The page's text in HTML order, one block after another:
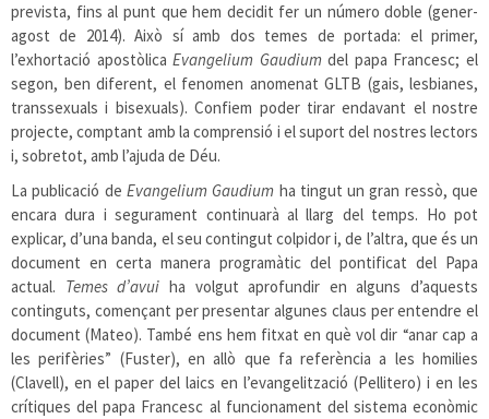
prevista, fins al punt que hem decidit fer un número doble (gener-
agost de 2014). Això sí amb dos temes de portada: el primer,
l’exhortació apostòlicaEvangelium Gaudiumdel papa Francesc; el
segon, ben diferent, el fenomen anomenat GLTB (gais, lesbianes,
transsexuals i bisexuals). Confiem poder tirar endavant el nostre
projecte, comptant amb la comprensió i el suport del nostres lectors
i, sobretot, amb l’ajuda de Déu.
La publicació de Evangelium Gaudium ha tingut un gran ressò, que
encara dura i segurament continuarà al llarg del temps. Ho pot
explicar, d’una banda, el seu contingut colpidor i, de l’altra, que és un
document en certa manera programàtic del pontificat del Papa
actual. Temes d’avui ha volgut aprofundir en alguns d’aquests
continguts, començant per presentar algunes claus per entendre el
document (Mateo). També ens hem fitxat en què vol dir “anar cap a
les perifèries” (Fuster), en allò que fa referència a les homilies
(Clavell), en el paper del laics en l’evangelització (Pellitero) i en les
crítiques del papa Francesc al funcionament del sistema econòmic